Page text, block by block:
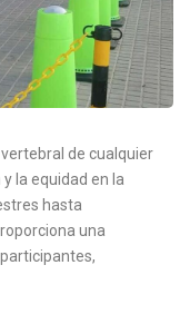
de cualquier
la equidad en la
hasta
una